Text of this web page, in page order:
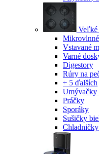
Veľké
Vstavané
Varné
Digestory
Rúry na
+ 5 ďalších
Umývačky
Práčky
Sporáky
Sušičky
Chladničky